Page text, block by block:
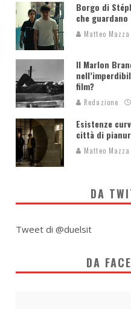
Borgo di
che guardano
Matteo Mazza
Il Marlon
film?
Redazione
Esistenze
città di
Matteo Mazza
DA
Tweet di @duelsit
DA